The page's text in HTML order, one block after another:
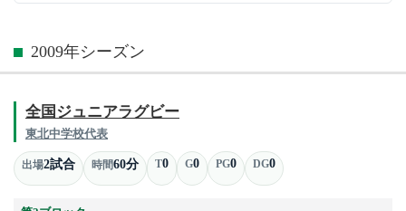
2009年シーズン
全国ジュニアラグビー
東北中学校代表
出場2試合 時間60分 T0 G0 PG0 DG0